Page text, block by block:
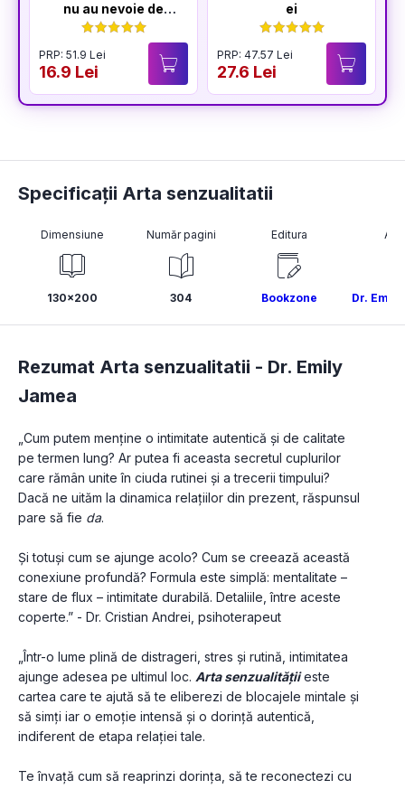
nu au nevoie de
amante
PRP: 51.9 Lei
16.9 Lei
ei
PRP: 47.57 Lei
27.6 Lei
Specificații Arta senzualitatii
Dimensiune
130x200
Număr pagini
304
Editura
Bookzone Dr.
Rezumat Arta senzualitatii - Dr. Emily
Jamea
„Cum putem menține o intimitate autentică și de calitate
pe termen lung? Ar putea fi aceasta secretul cuplurilor
care rămân unite în ciuda rutinei și a trecerii timpului?
Dacă ne uităm la dinamica relațiilor din prezent, răspunsul
pare să fie da.
Și totuși cum se ajunge acolo? Cum se creează această
conexiune profundă? Formula este simplă: mentalitate –
stare de flux – intimitate durabilă. Detaliile, între aceste
coperte.” - Dr. Cristian Andrei, psihoterapeut
„Într-o lume plină de distrageri, stres și rutină, intimitatea
ajunge adesea pe ultimul loc. Arta senzualității este
cartea care te ajută să te eliberezi de blocajele mintale și
să simți iar o emoție intensă și o dorință autentică,
indiferent de etapa relației tale.
Te învață cum să reaprinzi dorința, să te reconectezi cu